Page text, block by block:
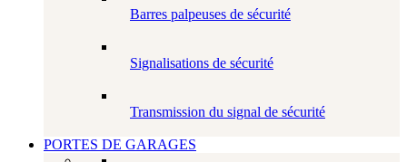
Barres palpeuses de sécurité
Signalisations de sécurité
Transmission du signal de sécurité
PORTES DE GARAGES